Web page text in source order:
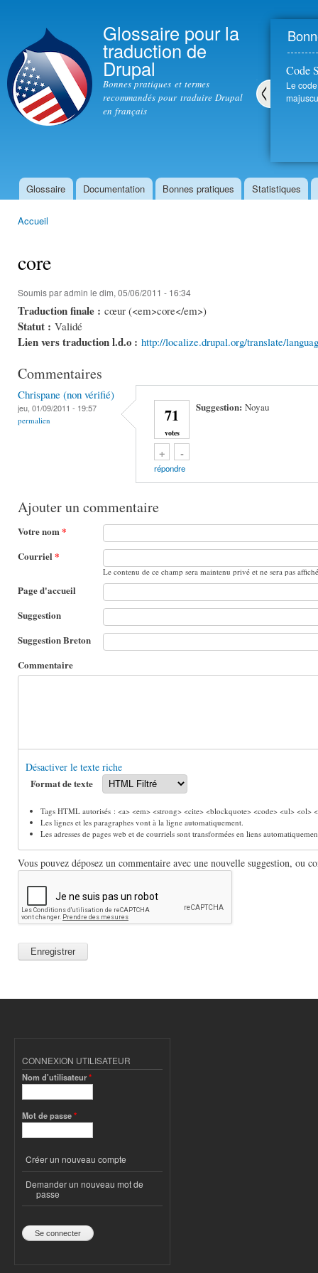
Glossaire pour la
traduction de
Drupal
Bonnes pratiques et termes
recommandés pour traduire Drupal
en français
Code
Le
Menu principal
Glossaire Documentation Bonnes pratiques Statistiques
Accueil
core
Soumis paradmin le dim, 05/06/2011 - 16:34
Traduction finale : cœur (<em>core</em>)
Statut : Validé
Lien vers traduction l.d.o : http://localize.drupal.org/translate/
Commentaires
Chrispane (non vérifié)
jeu, 01/09/2011 - 19:57
permalien 71
votes
+
Vote up!-
Vote down!
Suggestion:Noyau
répondre
Ajouter un commentaire
Votre nom*
Courriel *
Le contenu de ce champ sera maintenu privé et ne sera pas
Page d'accueil
Suggestion
Suggestion Breton
Commentaire
Désactiver le texte riche
Format de texte
Tags HTML autorisés : <a> <em> <strong> <cite> <blockquote> <code> <ul>
Les lignes et les paragraphes vont à la ligne automatiquement.
Les adresses de pages web et de courriels sont transformées en liens
Vous pouvez déposez un commentaire avec une nouvelle suggestion, ou
CONNEXION UTILISATEUR
Nom d'utilisateur*
Mot de passe*
Créer un nouveau compte
Demander un nouveau mot de
passe